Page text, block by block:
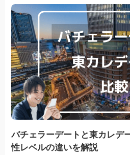
バチェラーデートと東カレデ
性レベルの違いを解説